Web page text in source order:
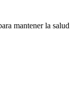
mantener la salud